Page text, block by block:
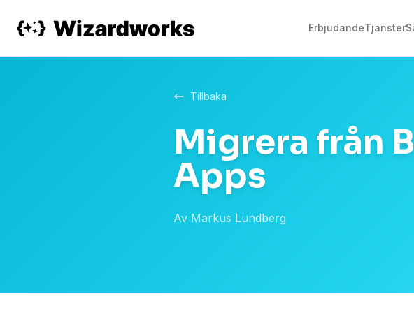
ErbjudandeTjänster
Tillbaka
Migrera från
Apps
Av Markus Lundberg